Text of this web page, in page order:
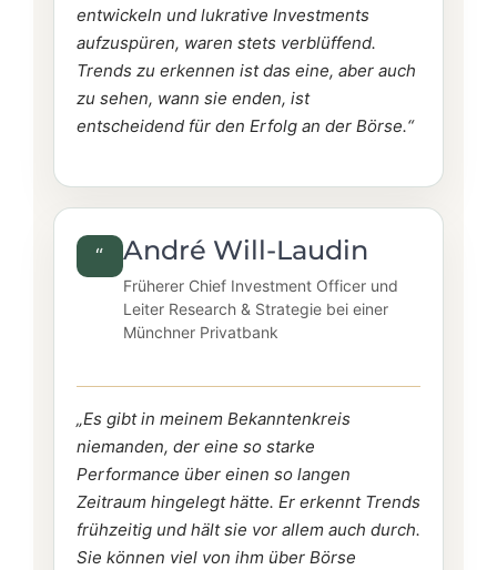
entwickeln und lukrative Investments
aufzuspüren, waren stets verblüffend.
Trends zu erkennen ist das eine, aber auch
zu sehen, wann sie enden, ist
entscheidend für den Erfolg an der Börse.“
“ André Will-Laudin
Früherer Chief Investment Officer und
Leiter Research & Strategie bei einer
Münchner Privatbank
„Es gibt in meinem Bekanntenkreis
niemanden, der eine so starke
Performance über einen so langen
Zeitraum hingelegt hätte. Er erkennt Trends
frühzeitig und hält sie vor allem auch durch.
Sie können viel von ihm über Börse